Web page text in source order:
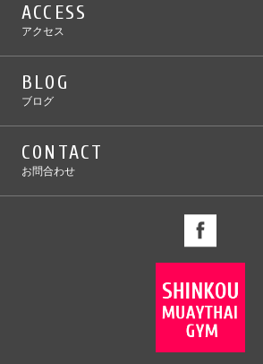
ACCESS
アクセス
BLOG
ブログ
CONTACT
お問合わせ